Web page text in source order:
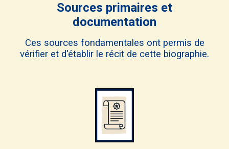
Sources primaires et
documentation
Ces sources fondamentales ont permis de
vérifier et d'établir le récit de cette biographie.